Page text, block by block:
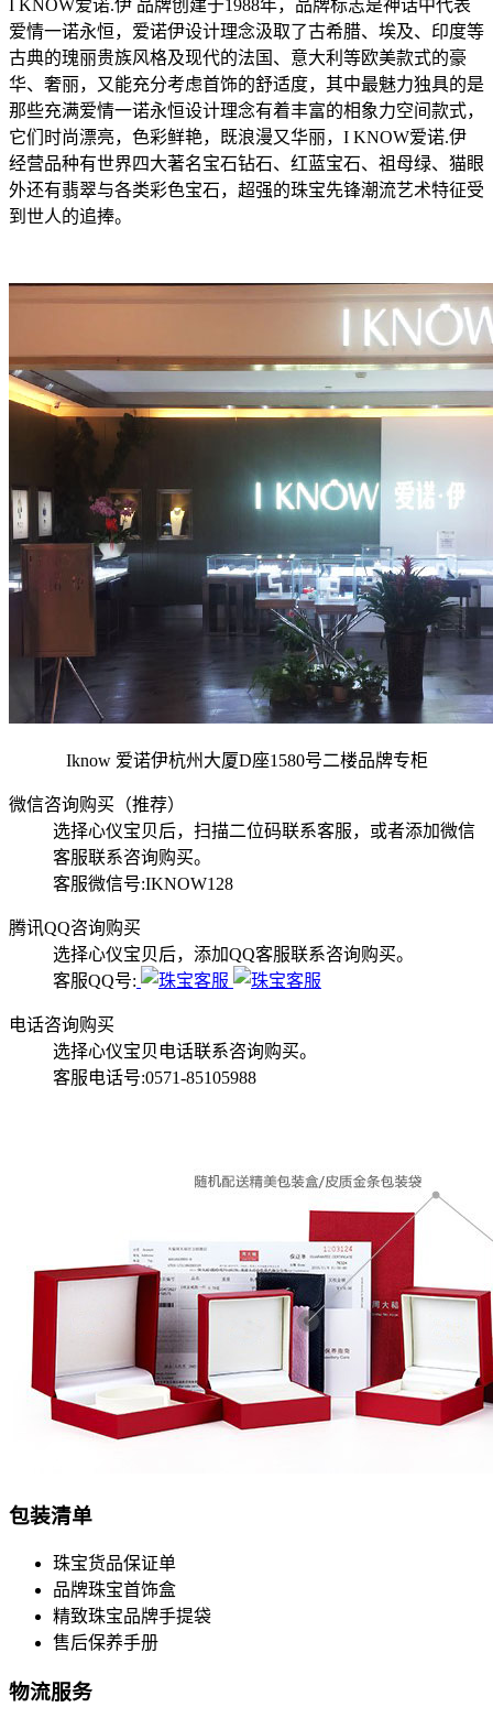
I KNOW爱诺.伊 品牌创建于1988年，品牌标志是神话中代表
爱情一诺永恒，爱诺伊设计理念汲取了古希腊、埃及、印度等
古典的瑰丽贵族风格及现代的法国、意大利等欧美款式的豪
华、奢丽，又能充分考虑首饰的舒适度，其中最魅力独具的是
那些充满爱情一诺永恒设计理念有着丰富的相象力空间款式，
它们时尚漂亮，色彩鲜艳，既浪漫又华丽，I KNOW爱诺.伊
经营品种有世界四大著名宝石钻石、红蓝宝石、祖母绿、猫眼
外还有翡翠与各类彩色宝石，超强的珠宝先锋潮流艺术特征受
到世人的追捧。
Iknow 爱诺伊杭州大厦D座1580号二楼品牌专柜
微信咨询购买（推荐）
选择心仪宝贝后，扫描二位码联系客服，或者添加微信
客服联系咨询购买。
客服微信号:IKNOW128
腾讯QQ咨询购买
选择心仪宝贝后，添加QQ客服联系咨询购买。
客服QQ号:
电话咨询购买
选择心仪宝贝电话联系咨询购买。
客服电话号:0571-85105988
包装清单
珠宝货品保证单
品牌珠宝首饰盒
精致珠宝品牌手提袋
售后保养手册
物流服务